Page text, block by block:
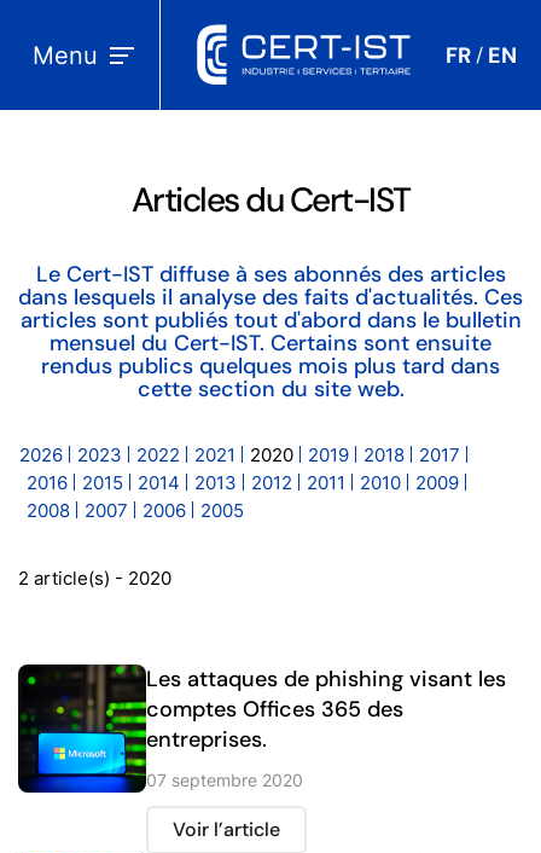
Menu FR / EN
Articles du Cert-IST
Le Cert-IST diffuse à ses abonnés des articles
dans lesquels il analyse des faits d'actualités. Ces
articles sont publiés tout d'abord dans le bulletin
mensuel du Cert-IST. Certains sont ensuite
rendus publics quelques mois plus tard dans
cette section du site web.
2026 2023 2022 2021 2020 2019 2018
2017
2016
2015 2014 2013 2012 2011 2010
2009
2008
2007 2006 2005
2 article(s) - 2020
Les attaques de phishing visant les
comptes Offices 365 des
entreprises.
07 septembre 2020
Voir l’article